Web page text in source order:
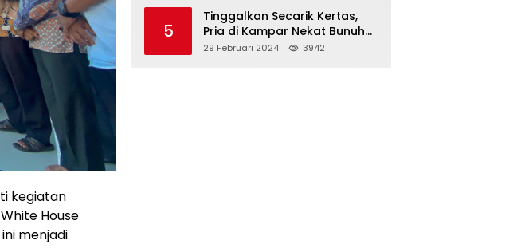
kegiatan
House
menjadi
WBP
5
Tinggalkan Secarik Kertas,
Pria di Kampar Nekat Bunuh
Diri
29 Februari 2024 3942